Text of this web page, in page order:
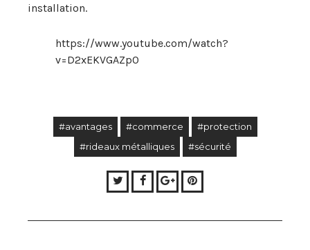
installation.
https://www.youtube.com/watch?
v=D2xEKVGAZp0
#avantages #commerce
#protection
#rideaux métalliques
#sécurité
TwitterFacebook
Google+Pinterest